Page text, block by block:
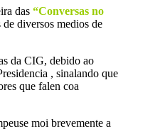
das“Conversas no
diversos medios de
da CIG, debido ao
, sinalando que
que falen coa
moi brevemente a